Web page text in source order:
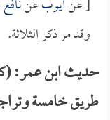
[ عنأيوبعننافع
وقد مر ذكر الثلاثة.
حديث ابن عمر:
طريق خامسة